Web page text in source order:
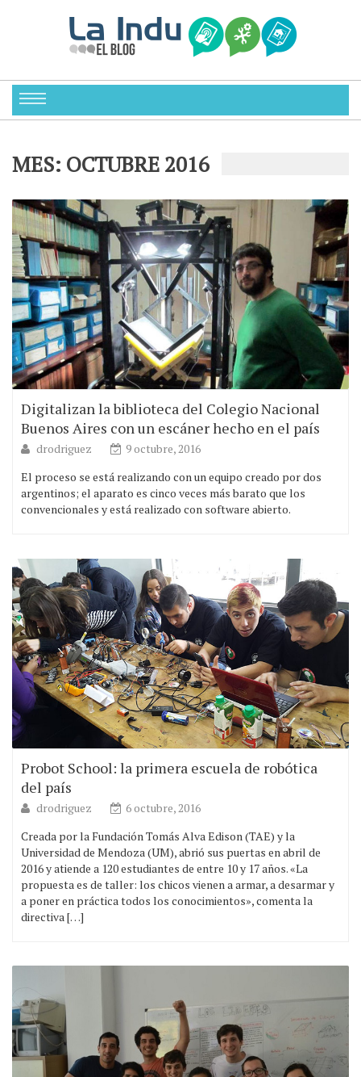
MES: OCTUBRE 2016
Digitalizan la biblioteca del Colegio Nacional
Buenos Aires con un escáner hecho en el país
drodriguez
9 octubre, 2016
El proceso se está realizando con un equipo creado por dos
argentinos; el aparato es cinco veces más barato que los
convencionales y está realizado con software abierto.
Probot School: la primera escuela de robótica
del país
drodriguez
6 octubre, 2016
Creada por la Fundación Tomás Alva Edison (TAE) y la
Universidad de Mendoza (UM), abrió sus puertas en abril de
2016 y atiende a 120 estudiantes de entre 10 y 17 años. «La
propuesta es de taller: los chicos vienen a armar, a desarmar y
a poner en práctica todos los conocimientos», comenta la
directiva […]